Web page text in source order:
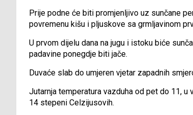
Prije podne će biti promjenljivo uz sunčane
povremenu kišu i pljuskove sa grmljavinom
U prvom dijelu dana na jugu i istoku biće
padavine ponegdje biti jače.
Duvaće slab do umjeren vjetar zapadnih
Jutarnja temperatura vazduha od pet do 11,
14 stepeni Celzijusovih.